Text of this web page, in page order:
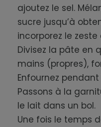
ajoutez le sel.
sucre jusqu’à
incorporez le
Divisez la pâte en
mains (propres),
Enfournez pendant
Passons à la
le lait dans un bol.
Une fois le temps